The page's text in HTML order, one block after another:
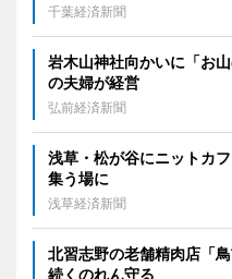
千葉経済新聞
岩木山神社向かいに「お
の夫婦が経営
弘前経済新聞
浅草・松が谷にニット
集う場に
浅草経済新聞
北習志野の老舗精肉店「
続くのれん守る